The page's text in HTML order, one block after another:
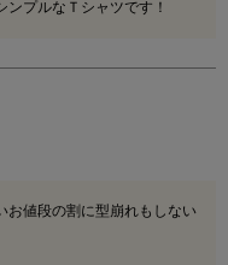
プルなＴシャツです！
お値段の割に型崩れもしない